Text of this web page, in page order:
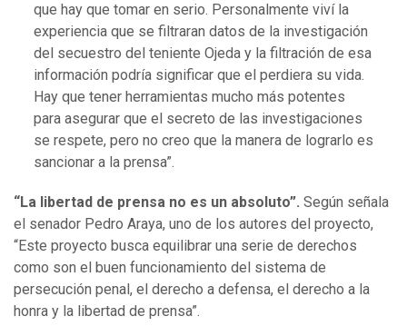
que hay que tomar en serio. Personalmente viví la
experiencia que se filtraran datos de la investigación
del secuestro del teniente Ojeda y la filtración de esa
información podría significar que el perdiera su vida.
Hay que tener herramientas mucho más potentes
para asegurar que el secreto de las investigaciones
se respete, pero no creo que la manera de lograrlo es
sancionar a la prensa”.
“La libertad de prensa no es un absoluto”. Según señala
el senador Pedro Araya, uno de los autores del proyecto,
“Este proyecto busca equilibrar una serie de derechos
como son el buen funcionamiento del sistema de
persecución penal, el derecho a defensa, el derecho a la
honra y la libertad de prensa”.